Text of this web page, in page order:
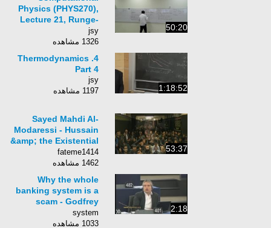
50:20
Physics (PHYS270),
Lecture 21, Runge-
Kutta 2
jsy
1326 مشاهده
1:18:52
4. Thermodynamics
Part 4
jsy
1197 مشاهده
53:37
Sayed Mahdi Al-
Modaressi - Hussain
&amp; the Existential
Threats of Our Time -
Muharram 2014 Night
fateme1414
1462 مشاهده
2:18
Why the whole
banking system is a
scam - Godfrey
Bloom MEP
system
1033 مشاهده